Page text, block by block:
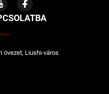
övezet, Liushi-város